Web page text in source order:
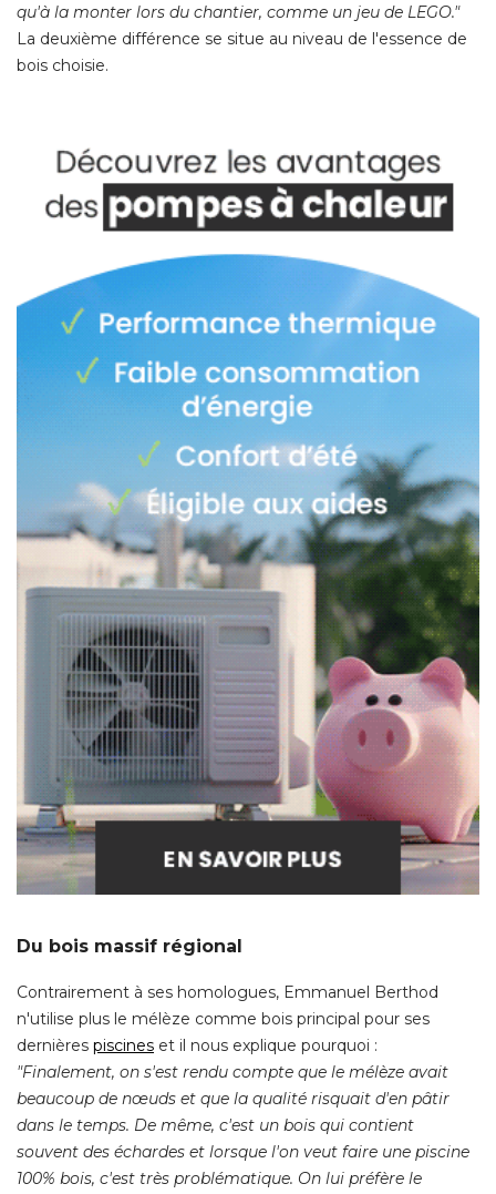
qu'à la monter lors du chantier, comme un jeu de LEGO."
La deuxième différence se situe au niveau de l'essence de
bois choisie.
Du bois massif régional
Contrairement à ses homologues, Emmanuel Berthod
n'utilise plus le mélèze comme bois principal pour ses
dernières piscines et il nous explique pourquoi :
"Finalement, on s'est rendu compte que le mélèze avait
beaucoup de nœuds et que la qualité risquait d'en pâtir
dans le temps. De même, c'est un bois qui contient
souvent des échardes et lorsque l'on veut faire une piscine
100% bois, c'est très problématique. On lui préfère le